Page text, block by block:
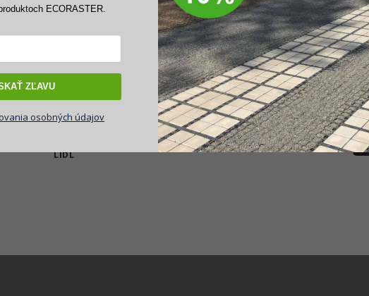
LIDL
LIDL 2
ECORASTER.
ZĽAVU
osobných údajov